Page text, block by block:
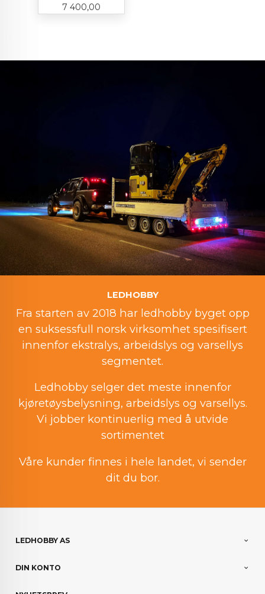
Pris
7 400,00
LEDHOBBY
Fra starten av 2018 har ledhobby byget opp
en suksessfull norsk virksomhet spesifisert
innenfor ekstralys, arbeidslys og varsellys
segmentet.
Ledhobby selger det meste innenfor
kjøretøysbelysning, arbeidslys og varsellys.
Vi jobber kontinuerlig med å utvide
sortimentet
Våre kunder finnes i hele landet, vi sender
dit du bor.
LEDHOBBY AS
DIN KONTO